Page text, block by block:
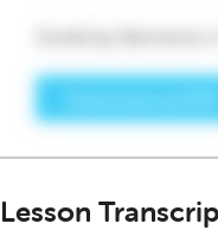
Lesson